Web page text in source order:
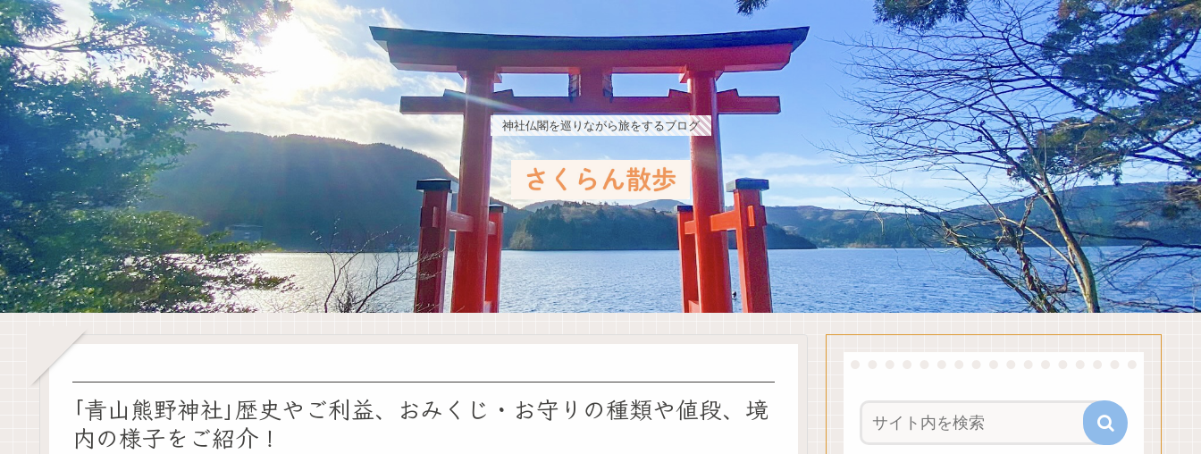
神社仏閣を巡りながら旅をするブログ
｢青山熊野神社｣歴史やご利益、おみくじ・お守りの種類や値段、境
内の様子をご紹介！